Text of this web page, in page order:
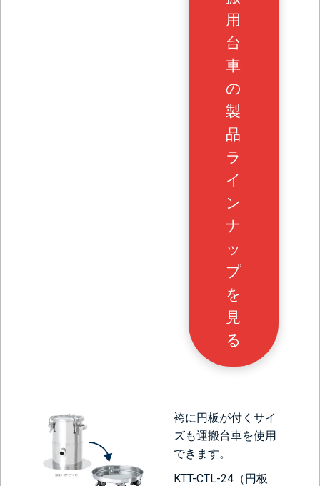
用
台
車
の
製
品
ラ
イ
ン
ナ
ッ
プ
を
見
る
袴に円板が付くサイ
ズも運搬台車を使用
できます。
KTT-CTL-24（円板